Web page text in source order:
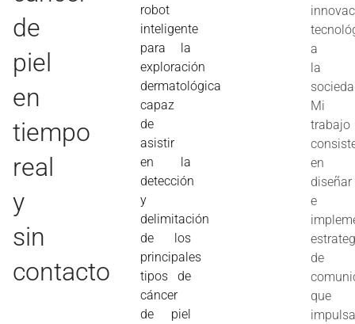
de
piel
en
tiempo
real
y
sin
contacto
robot
inteligente
para la
exploración
dermatológica
capaz
de
asistir
en la
detección
y
delimitación
de los
principales
tipos de
cáncer
de piel
a
la
Mi
trabajo
en
diseñar
e
de
que